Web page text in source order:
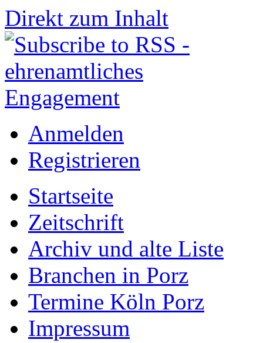
Direkt zum Inhalt
Anmelden
Registrieren
Startseite
Zeitschrift
Archiv und alte Liste
Branchen in Porz
Termine Köln Porz
Impressum